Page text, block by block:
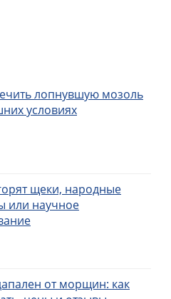
лопнувшую мозоль
условиях
щеки, народные
или научное
от морщин: как